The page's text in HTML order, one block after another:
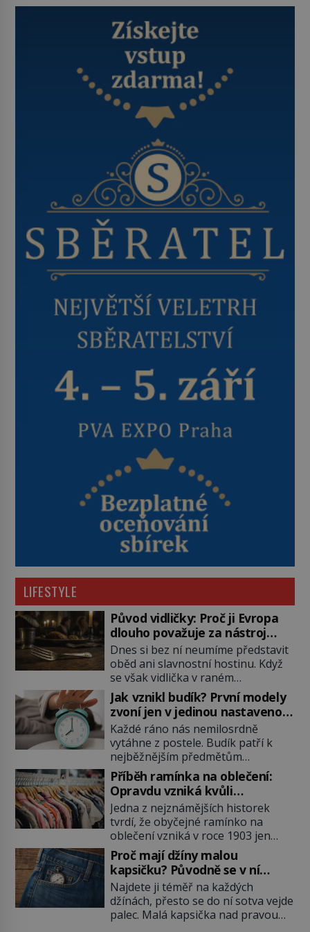
LIFESTYLE
Původ vidličky: Proč ji Evropa
dlouho považuje za nástroj
samotného satana?
Dnes si bez ní neumíme představit
oběd ani slavnostní hostinu. Když
se však vidlička v raném
středověku objevuje na evropských
stolech, vzbuzuje pohoršení,
posměch i strach. Mnozí duchovní ji
označují za projev pýchy a
zbytečného přepychu, někteří
dokonce za nástroj ďábla. Trvá
téměř sedm století, než se z
opovrhovaného předmětu stává
nepostradatelná součást stolování.
První […]
Jak vznikl budík? První modely
zvoní jen v jedinou nastavenou
hodinu
Každé ráno nás nemilosrdně
vytáhne z postele. Budík patří k
nejběžnějším předmětům
domácnosti, jeho cesta k dnešní
podobě je ale překvapivě dlouhá.
První lidé se probouzejí podle
slunce, kohoutů nebo kostelních
zvonů. Když se konečně objeví
první skutečný mechanický budík,
má jednu zásadní nevýhodu,
zazvoní pouze ve čtyři hodiny ráno
a jiný čas nastavit neumí. […]
Příběh ramínka na oblečení:
Opravdu vzniká kvůli
zapomenutému kabátu?
Jedna z nejznámějších historek
tvrdí, že obyčejné ramínko na
oblečení vzniká v roce 1903 jen
proto, že zaměstnanec americké
továrny nenajde volný věšák na
kabát. Je to ale skutečně pravda?
Historici upozorňují, že příběh je
zčásti legendou. Moderní drátěné
ramínko skutečně vzniká na
Proč mají džíny malou
kapsičku? Původně se v ní
schovávají kapesní hodinky, ne
mince
Najdete ji téměř na každých
džínách, přesto se do ní sotva vejde
palec. Malá kapsička nad pravou